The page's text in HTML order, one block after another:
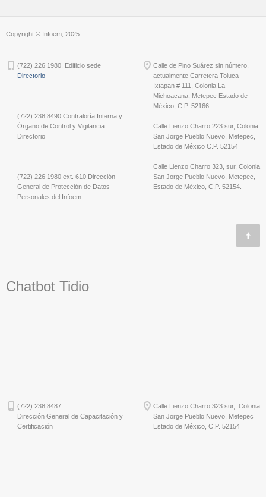
Copyright © Infoem, 2025
(722) 226 1980. Edificio sede
Directorio
(722) 238 8490 Contraloría Interna y
Órgano de Control y Vigilancia
Directorio
(722) 226 1980 ext. 610 Dirección
General de Protección de Datos
Personales del Infoem
Calle de Pino Suárez sin número,
actualmente Carretera Toluca-
Ixtapan # 111, Colonia La
Michoacana; Metepec Estado de
México, C.P. 52166
Calle Lienzo Charro 223 sur, Colonia
San Jorge Pueblo Nuevo, Metepec,
Estado de México C.P. 52154
Calle Lienzo Charro 323, sur, Colonia
San Jorge Pueblo Nuevo, Metepec,
Estado de México, C.P. 52154.
Chatbot Tidio
(722) 238 8487
Dirección General de Capacitación y
Certificación
Calle Lienzo Charro 323 sur, Colonia
San Jorge Pueblo Nuevo, Metepec
Estado de México, C.P. 52154